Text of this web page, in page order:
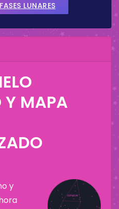
LUNARES
Y MAPA
y